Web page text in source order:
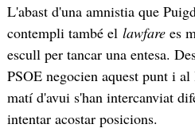
L'abast d'una amnistia que
contempli també el lawfarees
escull per tancar una entesa.
PSOE negocien aquest punt i
matí d'avui s'han intercanviat
intentar acostar posicions.